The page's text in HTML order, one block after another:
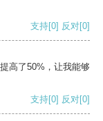
支持[0] 反对[0]
高了50%，让我能够
支持[0] 反对[0]